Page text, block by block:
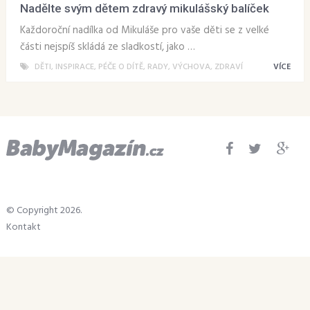
Nadělte svým dětem zdravý mikulášský balíček
Každoroční nadílka od Mikuláše pro vaše děti se z velké
části nejspíš skládá ze sladkostí, jako …
DĚTI, INSPIRACE, PÉČE O DÍTĚ, RADY, VÝCHOVA, ZDRAVÍ VÍCE
© Copyright 2026.
Kontakt